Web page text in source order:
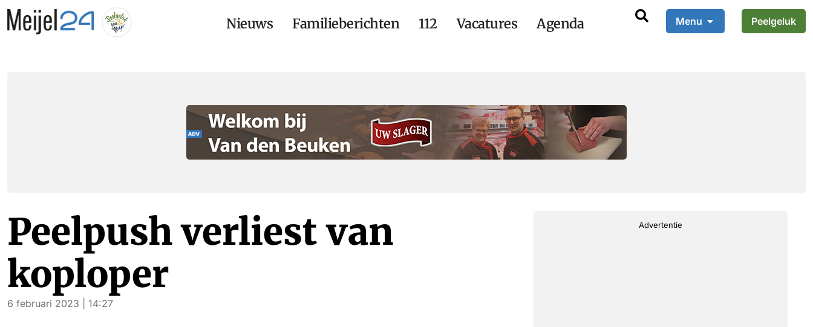
Nieuws Familieberichten 112 Vacatures Agenda Menu Peelgeluk
Peelpush verliest van
koploper
6 februari 2023 | 14:27
Advertentie